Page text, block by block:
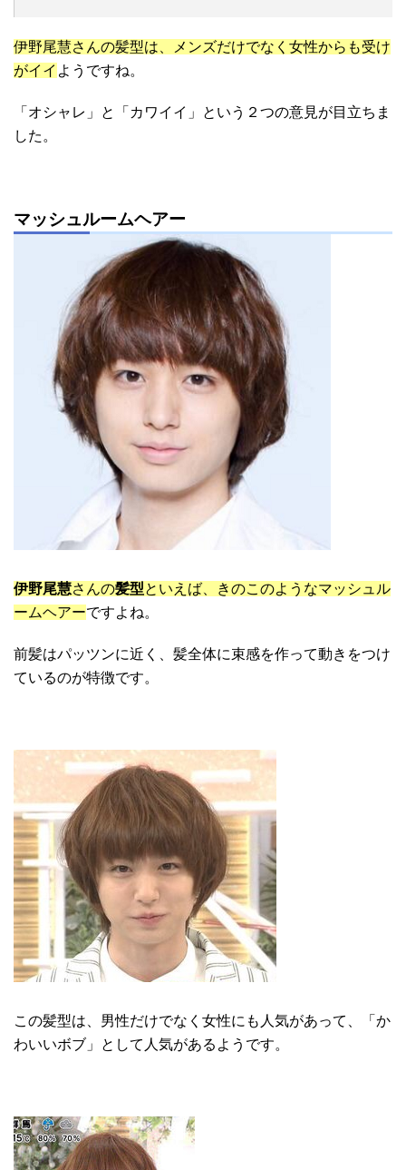
伊野尾慧さんの髪型は、メンズだけでなく女性からも受け
がイイ ようですね。
「オシャレ」と「カワイイ」という２つの意見が目立ちま
した。
マッシュルームヘアー
伊野尾慧さんの髪型といえば、きのこのようなマッシュル
ームヘアーですよね。
前髪はパッツンに近く、髪全体に束感を作って動きをつけ
ているのが特徴です。
この髪型は、男性だけでなく女性にも人気があって、「か
わいいボブ」として人気があるようです。